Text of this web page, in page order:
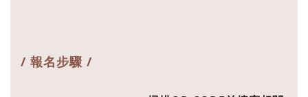
/ 報名步驟 /